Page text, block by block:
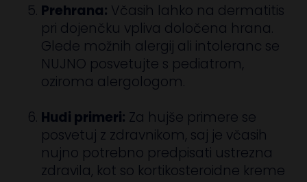
Prehrana: Včasih lahko na dermatitis
pri dojenčku vpliva določena hrana.
Glede možnih alergij ali intoleranc se
NUJNO posvetujte s pediatrom,
oziroma alergologom.
Hudi primeri: Za hujše primere se
posvetuj z zdravnikom, saj je včasih
nujno potrebno predpisati ustrezna
zdravila, kot so kortikosteroidne kreme